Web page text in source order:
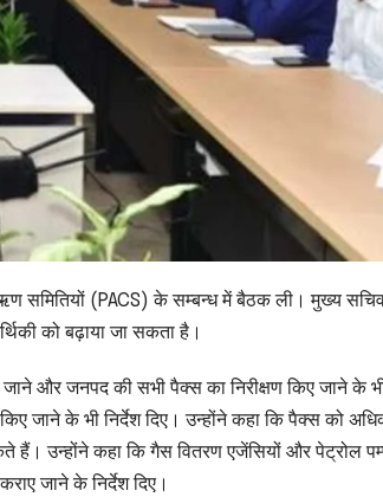
समितियों (PACS) के सम्बन्ध में बैठक ली। मुख्य
को बढ़ाया जा सकता है।
और जनपद की सभी पैक्स का निरीक्षण किए जाने के भी
किए जाने के भी निर्देश दिए। उन्होंने कहा कि पैक्स को
हैं। उन्होंने कहा कि गैस वितरण एजेंसियों और पेट्रोल
जाने के निर्देश दिए।